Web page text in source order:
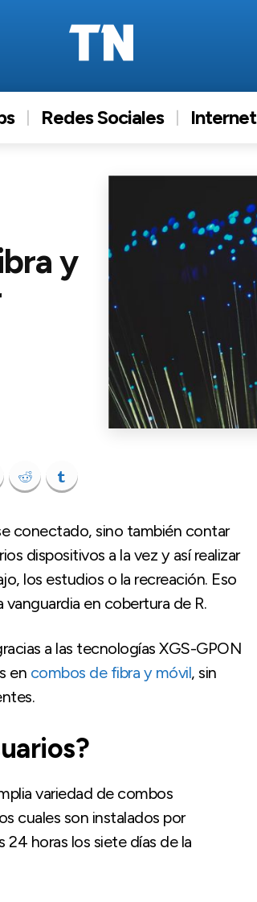
Redes Sociales Internet
y
conectado, sino también contar
dispositivos a la vez y así realizar
los estudios o la recreación. Eso
vanguardia en cobertura de R.
a las tecnologías XGS-GPON
en combos de fibra y móvil, sin
variedad de combos
cuales son instalados por
horas los siete días de la